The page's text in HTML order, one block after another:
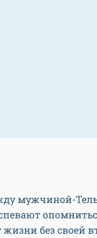
мужчиной-
жизни без своей